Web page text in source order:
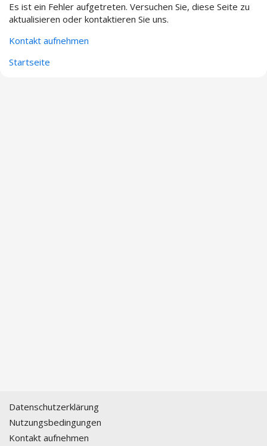
Es ist ein Fehler aufgetreten. Versuchen Sie, diese Seite zu
aktualisieren oder kontaktieren Sie uns.
Kontakt aufnehmen
Startseite
Datenschutzerklärung
Nutzungsbedingungen
Kontakt aufnehmen